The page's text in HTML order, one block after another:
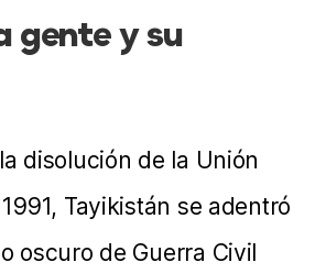
gente y su
disolución de la Unión
Tayikistán se adentró
oscuro de Guerra Civil